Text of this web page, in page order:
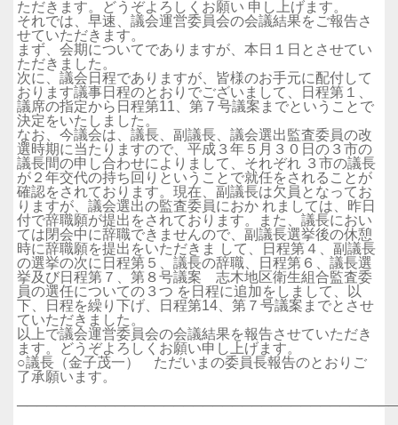
ただきます。どうぞよろしくお願い 申し上げます。
それでは、早速、議会運営委員会の会議結果をご報告さ
せていただきます。
まず、会期についてでありますが、本日１日とさせてい
ただきました。
次に、議会日程でありますが、皆様のお手元に配付して
おります議事日程のとおりでございまして、日程第１、
議席の指定から日程第11、第７号議案までということで
決定をいたしました。
なお、今議会は、議長、副議長、議会選出監査委員の改
選時期に当たりますので、平成３年５月３０日の３市の
議長間の申し合わせによりまして、それぞれ ３市の議長
が２年交代の持ち回りということで就任をされることが
確認をされております。現在、副議長は欠員となってお
りますが、議会選出の監査委員におか れましては、昨日
付で辞職願が提出をされております。また、議長におい
ては閉会中に辞職できませんので、副議長選挙後の休憩
時に辞職願を提出をいただきま して、日程第４、副議長
の選挙の次に日程第５、議長の辞職、日程第６、議長選
挙及び日程第７、第８号議案 志木地区衛生組合監査委
員の選任についての３つ を日程に追加をしまして、以
下、日程を繰り下げ、日程第14、第７号議案までとさせ
ていただきました。
以上で議会運営委員会の会議結果を報告させていただき
ます。どうぞよろしくお願い申し上げます。
○議長（金子茂一） ただいまの委員長報告のとおりご
了承願います。